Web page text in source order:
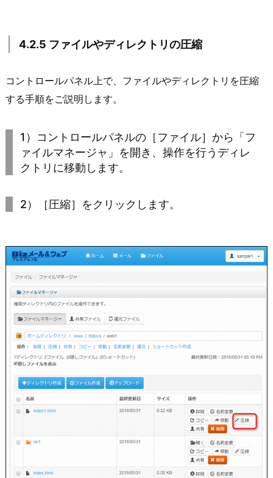
4.2.5 ファイルやディレクトリの圧縮
コントロールパネル上で、ファイルやディレクトリを圧縮
する手順をご説明します。
1）コントロールパネルの［ファイル］から「フ
ァイルマネージャ」を開き、操作を行うディレ
クトリに移動します。
2）［圧縮］をクリックします。